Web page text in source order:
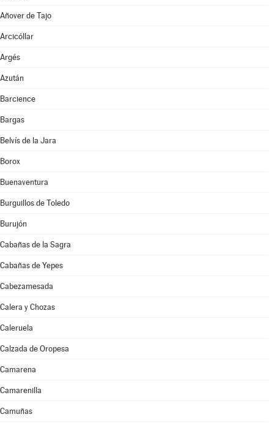
Añover de Tajo
Arcicóllar
Argés
Azután
Barcience
Bargas
Belvís de la Jara
Borox
Buenaventura
Burguillos de Toledo
Burujón
Cabañas de la Sagra
Cabañas de Yepes
Cabezamesada
Calera y Chozas
Caleruela
Calzada de Oropesa
Camarena
Camarenilla
Camuñas